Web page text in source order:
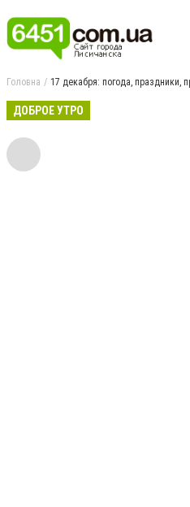
Головна 17 декабря: погода, праздники,
ДОБРОЕ УТРО